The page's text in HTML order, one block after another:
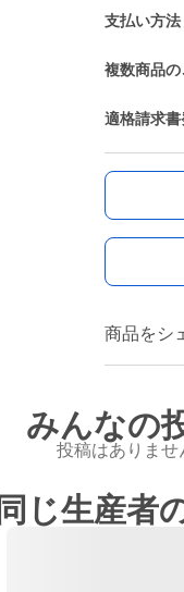
支払い方法
複数商品
適格請求
商品をシ
みんなの
投稿はありませ
同じ生産者